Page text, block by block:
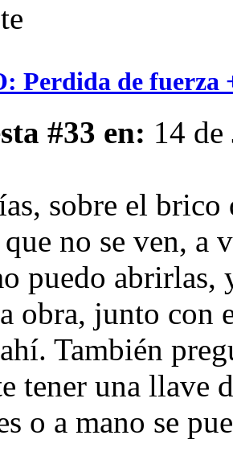
Perdida de
#33 en: 14
sobre el
no se ven, a
puedo abrirlas,
obra, junto con
También
tener una llave
o a mano se